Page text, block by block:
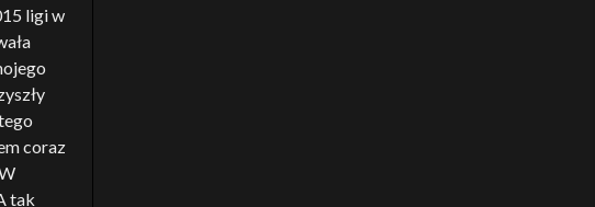
ligi w
coraz
tak